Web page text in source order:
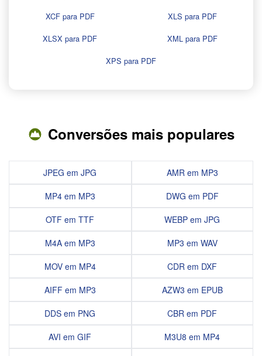
XCF para PDF
XLS para PDF
XLSX para PDF
XML para PDF
XPS para PDF
Conversões mais populares
JPEG em JPG
MP4 em MP3
OTF em TTF
M4A em MP3
MOV em MP4
AIFF em MP3
DDS em PNG
AVI em GIF
AMR em MP3
DWG em PDF
WEBP em JPG
MP3 em WAV
CDR em DXF
AZW3 em EPUB
CBR em PDF
M3U8 em MP4